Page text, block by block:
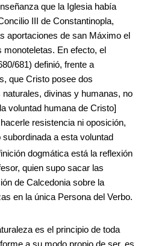
que la Iglesia había
III de Constantinopla,
aportaciones de san Máximo el
monoteletas. En efecto, el
681) definió, frente a
que Cristo posee dos
divinas y humanas, no
voluntad humana de Cristo]
resistencia ni oposición,
a esta voluntad
dogmática está la reflexión
quien supo sacar las
de Calcedonia sobre la
en la única Persona del Verbo.
es el principio de toda
a su modo propio de ser, es